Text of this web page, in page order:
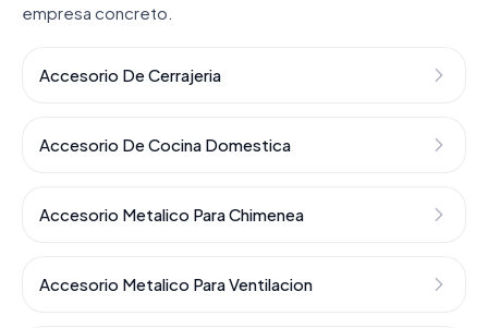
empresa concreto.
Accesorio De Cerrajeria
Accesorio De Cocina Domestica
Accesorio Metalico Para Chimenea
Accesorio Metalico Para Ventilacion